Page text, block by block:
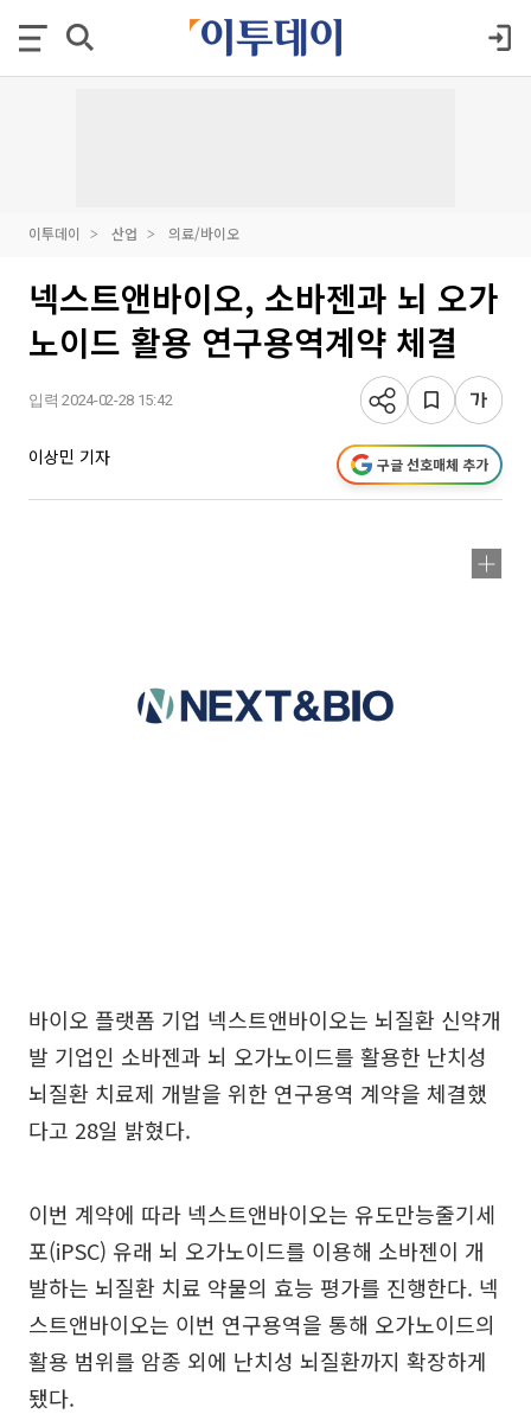
이투데이 산업 의료/바이오
넥스트앤바이오, 소바젠과 뇌 오가
노이드 활용 연구용역계약 체결
입력 2024-02-28 15:42
이상민 기자 구글 선호매체 추가
바이오 플랫폼 기업 넥스트앤바이오는 뇌질환 신약개
발 기업인 소바젠과 뇌 오가노이드를 활용한 난치성
뇌질환 치료제 개발을 위한 연구용역 계약을 체결했
다고 28일 밝혔다.
이번 계약에 따라 넥스트앤바이오는 유도만능줄기세
포(iPSC) 유래 뇌 오가노이드를 이용해 소바젠이 개
발하는 뇌질환 치료 약물의 효능 평가를 진행한다. 넥
스트앤바이오는 이번 연구용역을 통해 오가노이드의
활용 범위를 암종 외에 난치성 뇌질환까지 확장하게
됐다.